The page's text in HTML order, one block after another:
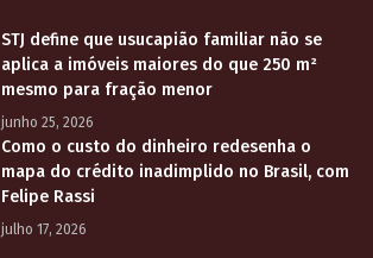
STJ define que usucapião familiar não se
aplica a imóveis maiores do que 250 m²
mesmo para fração menor
junho 25, 2026
Como o custo do dinheiro redesenha o
mapa do crédito inadimplido no Brasil, com
Felipe Rassi
julho 17, 2026